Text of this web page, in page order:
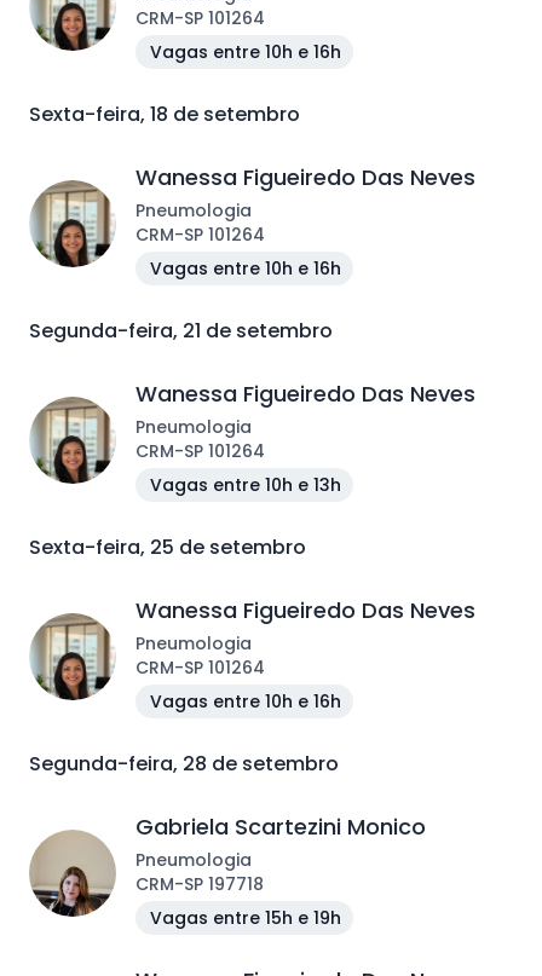
CRM-SP 101264
Vagas entre 10h e 16h
Sexta-feira, 18 de setembro
Wanessa Figueiredo Das Neves
Pneumologia
CRM-SP 101264
Vagas entre 10h e 16h
Segunda-feira, 21 de setembro
Wanessa Figueiredo Das Neves
Pneumologia
CRM-SP 101264
Vagas entre 10h e 13h
Sexta-feira, 25 de setembro
Wanessa Figueiredo Das Neves
Pneumologia
CRM-SP 101264
Vagas entre 10h e 16h
Segunda-feira, 28 de setembro
Gabriela Scartezini Monico
Pneumologia
CRM-SP 197718
Vagas entre 15h e 19h